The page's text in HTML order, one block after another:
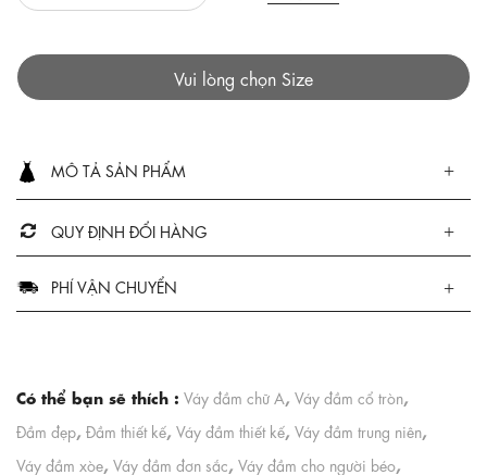
Vui lòng chọn Size
MÔ TẢ SẢN PHẨM
QUY ĐỊNH ĐỔI HÀNG
PHÍ VẬN CHUYỂN
Có thể bạn sẽ thích : Váy đầm chữ A, Váy đầm cổ tròn,
Đầm đẹp, Đầm thiết kế, Váy đầm thiết kế, Váy đầm trung niên,
Váy đầm xòe, Váy đầm đơn sắc, Váy đầm cho người béo,